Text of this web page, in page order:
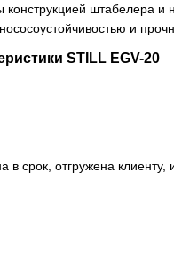
конструкцией штабелера
и
STILL EGV-20
в срок, отгружена клиенту,